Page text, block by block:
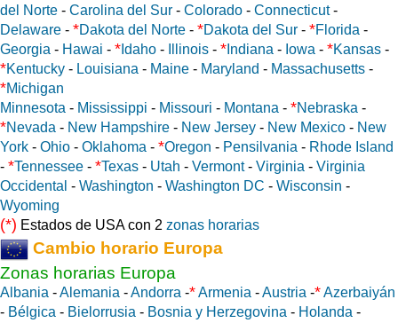
del Norte - Carolina del Sur - Colorado - Connecticut-
Delaware - *Dakota del Norte - *Dakota del Sur - *Florida -
Georgia - Hawai - * Idaho - Illinois - * Indiana - Iowa - *Kansas -
*Kentucky - Louisiana - Maine - Maryland - Massachusetts -
*Michigan
Minnesota - Mississippi - Missouri - Montana - *Nebraska -
*Nevada - New Hampshire - New Jersey - New Mexico - New
York - Ohio - Oklahoma - *Oregon - Pensilvania - Rhode Island
- *Tennessee - *Texas - Utah - Vermont- Virginia - Virginia
Occidental - Washington - Washington DC - Wisconsin -
Wyoming
(*) Estados de USA con 2 zonas horarias
Cambio horario Europa
Zonas horarias Europa
Albania -Alemania -Andorra -*Armenia -Austria -*Azerbaiyán
- Bélgica - Bielorrusia - Bosnia y Herzegovina - Holanda -